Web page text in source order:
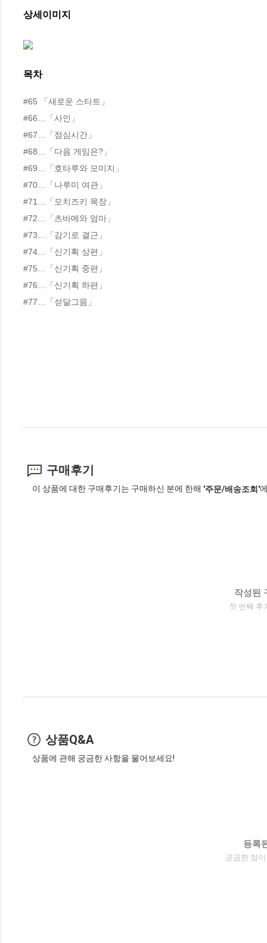
상세이미지
목차
#65 「새로운 스타트」
#66…「사인」
#67…「점심시간」
#68…「다음 게임은?」
#69…「호타루와 모미지」
#70…「나루미 여관」
#71…「모치즈키 목장」
#72…「츠바메와 엄마」
#73…「감기로 결근」
#74…「신기획 상편」
#75…「신기획 중편」
#76…「신기획 하편」
#77…「섣달그믐」
구매후기
이 상품에 대한 구매후기는 구매하신 분에 한해 '주문/배송조회'
작성된
첫 번째 후
상품Q&A
상품에 관해 궁금한 사항을 물어보세요!
등록
궁금한 점